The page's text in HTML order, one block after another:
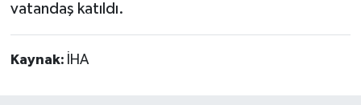
vatandaş katıldı.
Kaynak: İHA